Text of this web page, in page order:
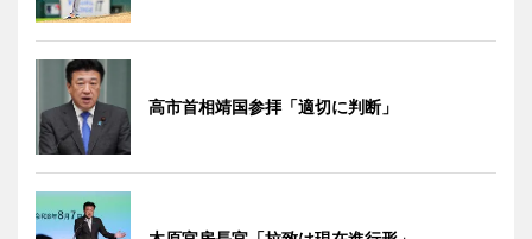
高市首相靖国参拝「適切に判断」